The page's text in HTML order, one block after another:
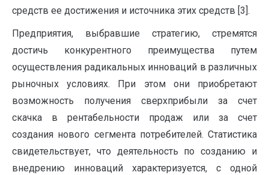
средств ее достижения и источника этих средств [3].
Предприятия, выбравшие стратегию, стремятся
достичь конкурентного преимущества путем
осуществления ради­кальных инноваций в различных
рыночных условиях. При этом они приобретают
возможность получения сверхприбыли за счет
скачка в рентабельности продаж или за счет
создания нового сегмента потребителей. Статистика
свидетельствует, что деятельность по созданию и
внедрению инноваций характеризуется, с одной